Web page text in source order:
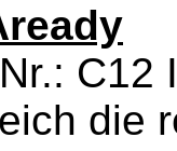
C12
die